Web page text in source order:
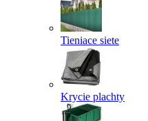
Tieniace siete
Krycie plachty